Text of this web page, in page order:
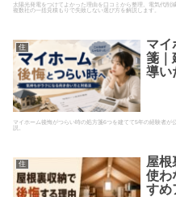
太陽光発電をつけてよかった理由を口コミから整理。電気代削
複数社の一括見積もりで失敗しない選び方を解説します。
住
マイ
箋｜
導い
マイホーム後悔がつらい時の処方箋6つを建てて5年の経験者
説。
住
屋根
使わ
すめ